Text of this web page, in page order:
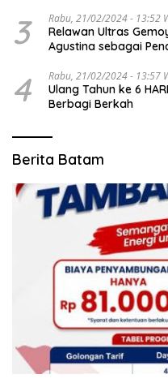
3 Rabu, 21/02/2024 - 13:52
Relawan Ultras
Agustina sebagai
4 Rabu, 21/02/2024 - 13:57
Ulang Tahun ke 6
Berbagi Berkah
Berita Batam